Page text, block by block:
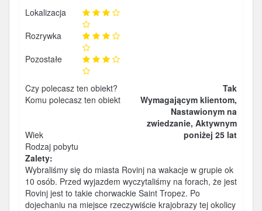
Lokalizacja
Rozrywka
Pozostałe
Czy polecasz ten obiekt?
Tak
Komu polecasz ten obiekt
Wymagającym klientom,
Nastawionym na
zwiedzanie, Aktywnym
Wiek
poniżej 25 lat
Rodzaj pobytu
Zalety:
Wybraliśmy się do miasta Rovinj na wakacje w grupie ok
10 osób. Przed wyjazdem wyczytaliśmy na forach, że jest
Rovinj jest to takie chorwackie Saint Tropez. Po
dojechaniu na miejsce rzeczywiście krajobrazy tej okolicy